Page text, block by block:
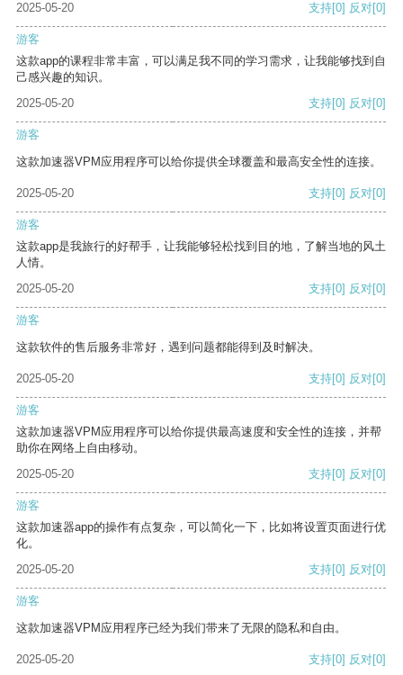
2025-05-20
支持[0] 反对[0]
游客
这款app的课程非常丰富，可以满足我不同的学习需求，让我能够找到自
己感兴趣的知识。
2025-05-20
支持[0] 反对[0]
游客
这款加速器VPM应用程序可以给你提供全球覆盖和最高安全性的连接。
2025-05-20 支持[0] 反对[0]
游客
这款app是我旅行的好帮手，让我能够轻松找到目的地，了解当地的风土
人情。
2025-05-20
支持[0] 反对[0]
游客
这款软件的售后服务非常好，遇到问题都能得到及时解决。
2025-05-20 支持[0] 反对[0]
游客
这款加速器VPM应用程序可以给你提供最高速度和安全性的连接，并帮
助你在网络上自由移动。
2025-05-20
支持[0] 反对[0]
游客
这款加速器app的操作有点复杂，可以简化一下，比如将设置页面进行优
化。
2025-05-20
支持[0] 反对[0]
游客
这款加速器VPM应用程序已经为我们带来了无限的隐私和自由。
2025-05-20 支持[0] 反对[0]